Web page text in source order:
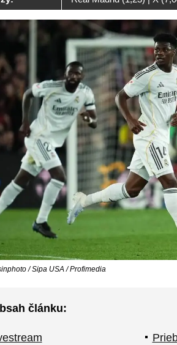
/ Sipa USA / Profimedia
článku: